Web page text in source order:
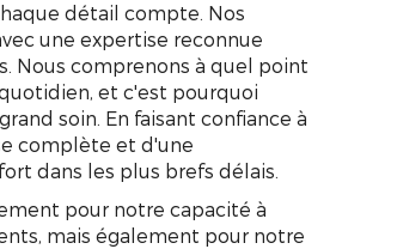
détail compte. Nos
une expertise reconnue
Nous comprenons à quel point
et c'est pourquoi
soin. En faisant confiance à
complète et d'une
dans les plus brefs délais.
pour notre capacité à
mais également pour notre